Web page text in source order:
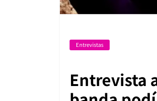
Entrevistas
Entrevista